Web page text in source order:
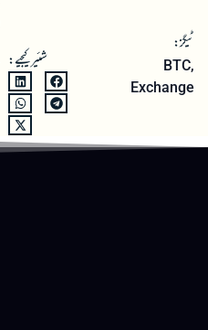
ٹیگز:
BTC,
Exchange
شئیر کیجیے: